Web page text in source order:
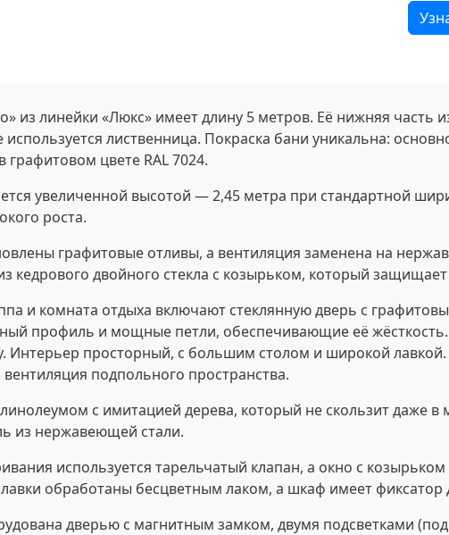
из линейки «Люкс» имеет длину 5 метров. Её нижняя часть
используется лиственница. Покраска бани уникальна:
цвете RAL 7024.
увеличенной высотой — 2,45 метра при стандартной
роста.
графитовые отливы, а вентиляция заменена на
кедрового двойного стекла с козырьком, который
и комната отдыха включают стеклянную дверь с
профиль и мощные петли, обеспечивающие её
Интерьер просторный, с большим столом и широкой лавкой.
подпольного пространства.
с имитацией дерева, который не скользит даже
из нержавеющей стали.
используется тарельчатый клапан, а окно с
обработаны бесцветным лаком, а шкаф имеет фиксатор
дверью с магнитным замком, двумя подсветками